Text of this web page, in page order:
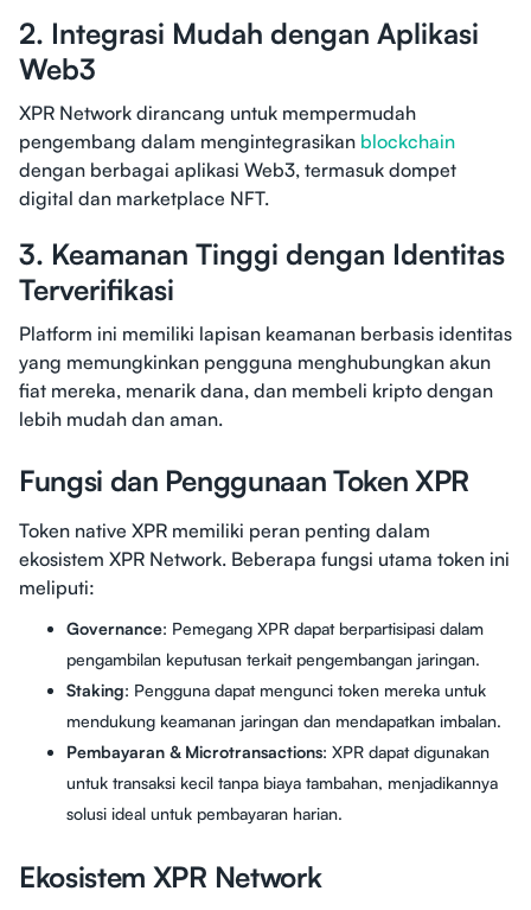
2. Integrasi Mudah dengan Aplikasi
Web3
XPR Network dirancang untuk mempermudah
pengembang dalam mengintegrasikan blockchain
dengan berbagai aplikasi Web3, termasuk dompet
digital dan marketplace NFT.
3. Keamanan Tinggi dengan Identitas
Terverifikasi
Platform ini memiliki lapisan keamanan berbasis identitas
yang memungkinkan pengguna menghubungkan akun
fiat mereka, menarik dana, dan membeli kripto dengan
lebih mudah dan aman.
Fungsi dan Penggunaan Token XPR
Token native XPR memiliki peran penting dalam
ekosistem XPR Network. Beberapa fungsi utama token ini
meliputi:
Governance: Pemegang XPR dapat berpartisipasi dalam
pengambilan keputusan terkait pengembangan jaringan.
Staking: Pengguna dapat mengunci token mereka untuk
mendukung keamanan jaringan dan mendapatkan imbalan.
Pembayaran & Microtransactions: XPR dapat digunakan
untuk transaksi kecil tanpa biaya tambahan, menjadikannya
solusi ideal untuk pembayaran harian.
Ekosistem XPR Network